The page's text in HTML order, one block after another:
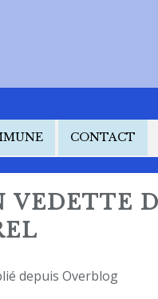
CONTACT
VEDETTE
depuis Overblog